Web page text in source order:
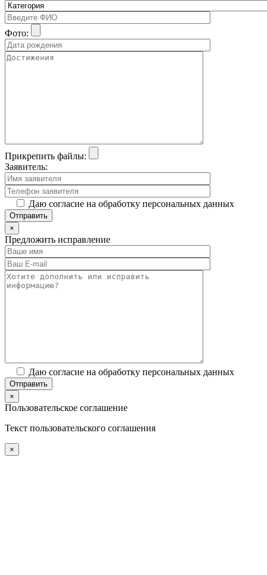
Фото:
Прикрепить файлы:
Заявитель:
Даю согласие на обработку персональных данных
×
Предложить исправление
Даю согласие на обработку персональных данных
×
Пользовательское соглашение
Текст пользовательского соглашения
×